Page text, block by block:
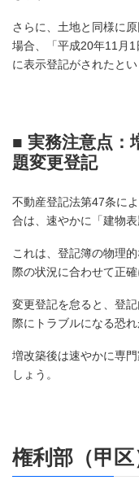
さらに、土地と同様に
場合、「平成20年11月1
に表示登記がされたとい
■ 実務注意点：
題変更登記
不動産登記法第47条に
合は、速やかに「建物
これは、登記簿の物理
際の状況に合わせて正確
変更登記を怠ると、登
際にトラブルになる恐れ
増改築後は速やかに専
しょう。
権利部（甲